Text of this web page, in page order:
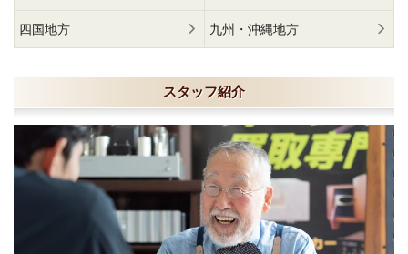
四国地方 九州・沖縄地方
スタッフ紹介